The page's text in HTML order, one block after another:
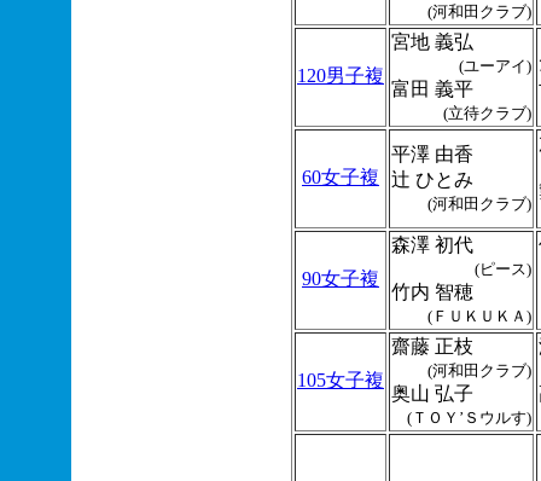
(河和田クラブ)
120男子複
宮地 義弘
(ユーアイ)
富田 義平
(立待クラブ)
60女子複
平澤 由香
辻 ひとみ
(河和田クラブ)
90女子複
森澤 初代
(ピース)
竹内 智穂
(ＦＵＫＵＫＡ)
105女子複
齋藤 正枝
(河和田クラブ)
奥山 弘子
(ＴＯＹ’Ｓウルす)